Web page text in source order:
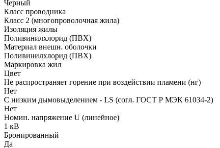
Черный
Класс проводника
Класс 2 (многопроволочная жила)
Изоляция жилы
Поливинилхлорид (ПВХ)
Материал внешн. оболочки
Поливинилхлорид (ПВХ)
Маркировка жил
Цвет
Не распространяет горение при воздействии пламени (нг)
Нет
С низким дымовыделением - LS (согл. ГОСТ Р МЭК 61034-2)
Нет
Номин. напряжение U (линейное)
1 кВ
Бронированный
Да